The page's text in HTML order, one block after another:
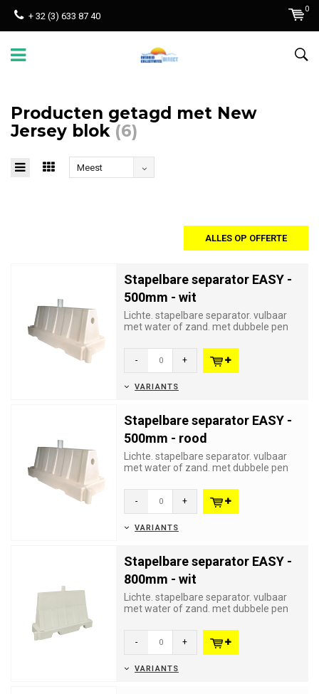
+ 32 (3) 633 87 40
0
Producten getagd met New
Jersey blok (6)
Meest
ALLES OP OFFERTE
Stapelbare separator EASY -
500mm - wit
Lichte. stapelbare separator. vulbaar
met water of zand. met dubbele pen
- +
VARIANTS
Stapelbare separator EASY -
500mm - rood
Lichte. stapelbare separator. vulbaar
met water of zand. met dubbele pen
- +
VARIANTS
Stapelbare separator EASY -
800mm - wit
Lichte. stapelbare separator. vulbaar
met water of zand. met dubbele pen
- +
VARIANTS